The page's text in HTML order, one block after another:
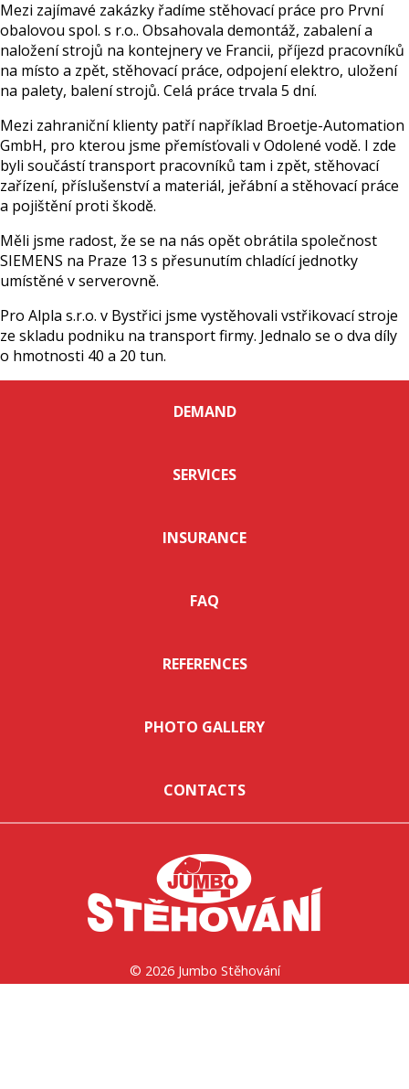
Mezi zajímavé zakázky řadíme stěhovací práce pro První
obalovou spol. s r.o.. Obsahovala demontáž, zabalení a
naložení strojů na kontejnery ve Francii, příjezd pracovníků
na místo a zpět, stěhovací práce, odpojení elektro, uložení
na palety, balení strojů. Celá práce trvala 5 dní.
Mezi zahraniční klienty patří například Broetje-Automation
GmbH, pro kterou jsme přemísťovali v Odolené vodě. I zde
byli součástí transport pracovníků tam i zpět, stěhovací
zařízení, příslušenství a materiál, jeřábní a stěhovací práce
a pojištění proti škodě.
Měli jsme radost, že se na nás opět obrátila společnost
SIEMENS na Praze 13 s přesunutím chladící jednotky
umístěné v serverovně.
Pro Alpla s.r.o. v Bystřici jsme vystěhovali vstřikovací stroje
ze skladu podniku na transport firmy. Jednalo se o dva díly
o hmotnosti 40 a 20 tun.
DEMAND
SERVICES
INSURANCE
FAQ
REFERENCES
PHOTO GALLERY
CONTACTS
© 2026 Jumbo Stěhování